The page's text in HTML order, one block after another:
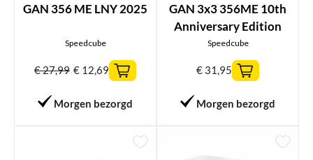
GAN 356 ME LNY 2025
Speedcube
€27,99 € 12,69
Morgen bezorgd
GAN 3x3 356ME 10th
Anniversary Edition
Speedcube
€ 31,95
Morgen bezorgd